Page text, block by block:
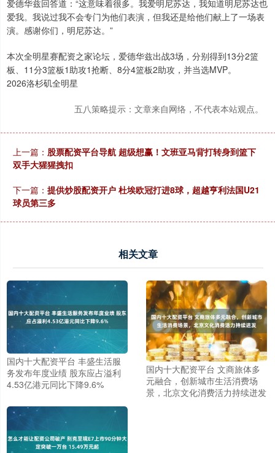
爱德华兹回答道：“这意味着很多。我爱明尼苏达，我知道明尼苏达也
爱我。我说过我不会专门为他们表演，但我还是给他们献上了一场表
演。感谢你们，明尼苏达。”
本次全明星赛配资之家论坛，爱德华兹出战3场，分别得到13分2篮
板、11分3篮板1助攻1抢断、8分4篮板2助攻，并当选MVP。
2026洛杉矶全明星
五八策略提示：文章来自网络，不代表本站观点。
上一篇： 股票配资平台导航 超级想赢！文班亚马背打转身到篮下
双手大猩猩拽扣
下一篇： 提供炒股配资开户 杜埃欧冠打进8球，超越亨利法国U21
球员第三多
相关文章
国内十大配资平台 丰盛生活服
务发布年度业绩 股东应占溢利
4.53亿港元同比下降9.6%
国内十大配资平台 文商旅体多
元融合，创新城市生活消费场
景，北京文化消费活力持续迸发